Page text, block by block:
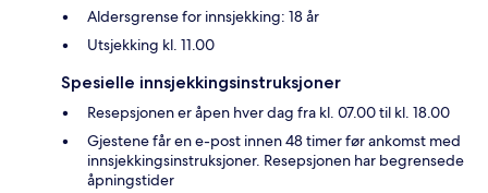
Aldersgrense for innsjekking: 18 år
Utsjekking kl. 11.00
Spesielle innsjekkingsinstruksjoner
Resepsjonen er åpen hver dag fra kl. 07.00 til kl. 18.00
Gjestene får en e-post innen 48 timer før ankomst med
innsjekkingsinstruksjoner. Resepsjonen har begrensede
åpningstider